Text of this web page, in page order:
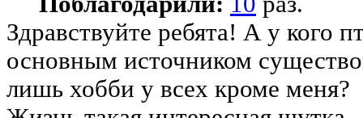
Здравствуйте ребята! А у кого
основным источником
лишь хобби у всех кроме меня?